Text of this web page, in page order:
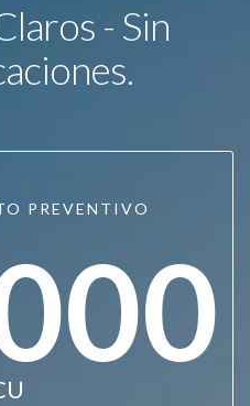
- Sin
PREVENTIVO